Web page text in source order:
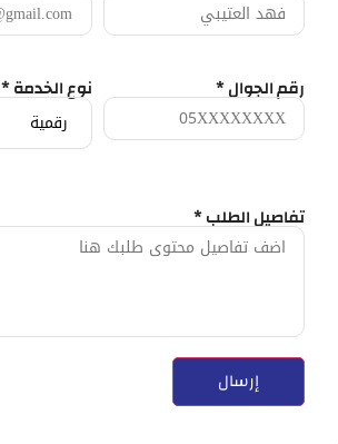
رقم الجوال * نوع الخدمة *
تفاصيل الطلب *